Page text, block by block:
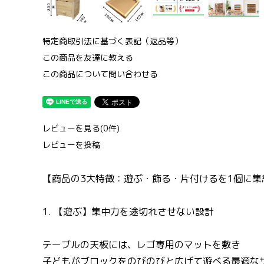
特定商取引法に基づく表記（返品等）
この商品を友達に教える
この商品について問い合わせる
レビューを見る(0件)
レビューを投稿
【商品の3大特徴：遊ぶ・飾る・片付けるを1個に集
1. 【遊ぶ】集中力を途切れさせない設計
テーブルの天板には、レゴ専用のマットを敷き
子どもがブロックをのびのびと広げて遊べる最適な